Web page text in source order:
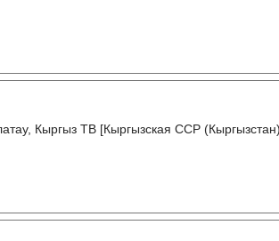
Кыргыз ТВ [Кыргызская ССР